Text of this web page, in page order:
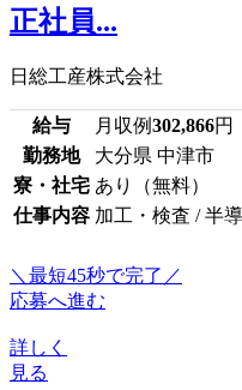
正社員...
日総工産株式会社
給与 月収例302,866円
勤務地
大分県 中津市
寮・社宅 あり（無料）
仕事内容 加工・検査 / 半
＼最短45秒で完了／
応募へ進む
詳しく
見る